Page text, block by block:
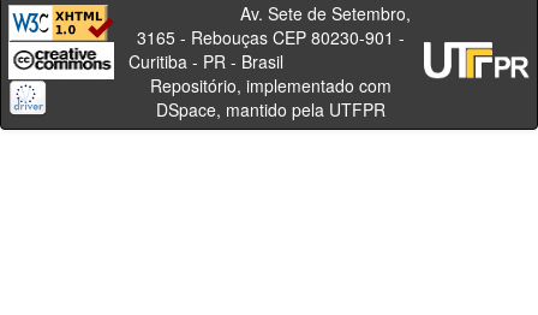
Av. Sete de Setembro,
3165 - Rebouças CEP 80230-901 -
Curitiba - PR - Brasil
Repositório, implementado com
DSpace, mantido pela UTFPR